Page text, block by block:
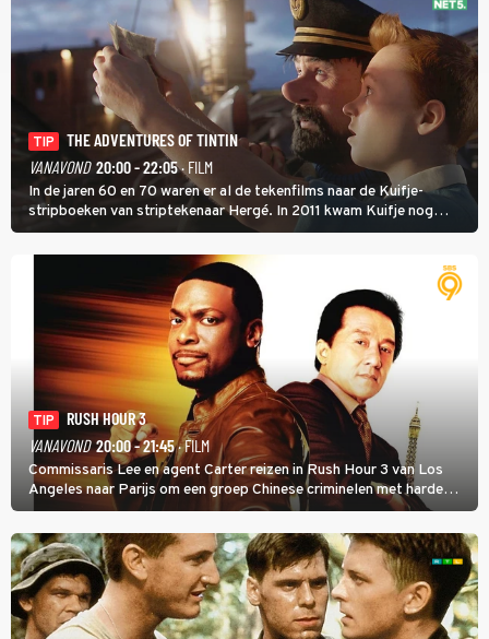
TIP
THE ADVENTURES OF TINTIN
VANAVOND 20:00 - 22:05· FILM
In de jaren 60 en 70 waren er al de tekenfilms naar de Kuifje-
stripboeken van striptekenaar Hergé. In 2011 kwam Kuifje nog
meer tot leven in The Adventures of Tintin van Steven Spielberg.
TIP
RUSH HOUR 3
VANAVOND 20:00 - 21:45· FILM
Commissaris Lee en agent Carter reizen in Rush Hour 3 van Los
Angeles naar Parijs om een groep Chinese criminelen met harde
hand aan te pakken.